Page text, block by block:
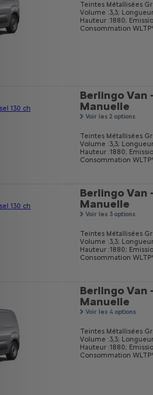
Teintes Métallisées
Volume :3,3;
Hauteur :1880;
Consommation
Berlingo Van
Manuelle
Voir les 2 options
Teintes Métallisées
Volume :3,3;
Hauteur :1880;
Consommation
Berlingo Van
Manuelle
Voir les 3 options
Teintes Métallisées
Volume :3,3;
Hauteur :1880;
Consommation
Berlingo Van
Manuelle
Voir les 4 options
Teintes Métallisées
Volume :3,3;
Hauteur :1880;
Consommation